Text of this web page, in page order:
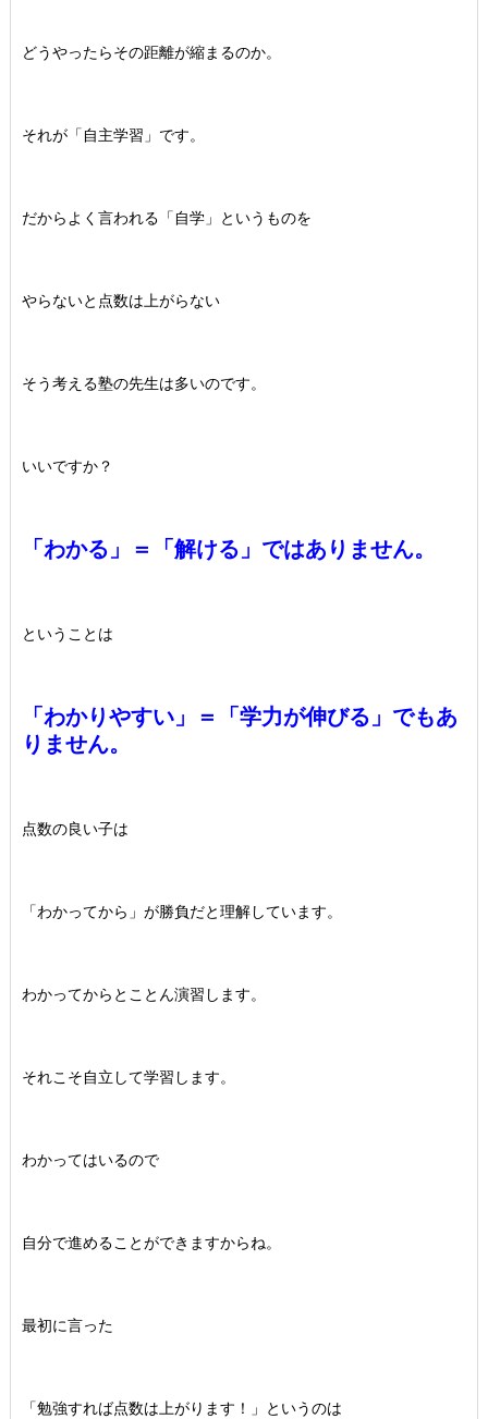
どうやったらその距離が縮まるのか。
それが「自主学習」です。
だからよく言われる「自学」というものを
やらないと点数は上がらない
そう考える塾の先生は多いのです。
いいですか？
「わかる」＝「解ける」ではありません。
ということは
「わかりやすい」＝「学力が伸びる」でもあ
りません。
点数の良い子は
「わかってから」が勝負だと理解しています。
わかってからとことん演習します。
それこそ自立して学習します。
わかってはいるので
自分で進めることができますからね。
最初に言った
「勉強すれば点数は上がります！」というのは